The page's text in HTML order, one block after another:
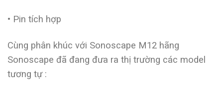
• Pin tích hợp
Cùng phân khúc với Sonoscape M12 hãng
Sonoscape đã đang đưa ra thị trường các model
tương tự :